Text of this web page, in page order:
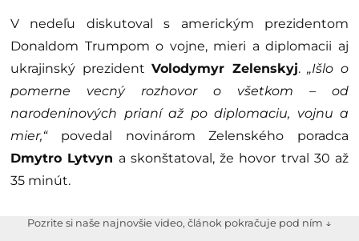
V nedeľu diskutoval s americkým prezidentom
Donaldom Trumpom o vojne, mieri a diplomacii aj
ukrajinský prezidentVolodymyr Zelenskyj.„Išlo o
pomerne vecný rozhovor o všetkom – od
narodeninových prianí až po diplomaciu, vojnu a
mier,“povedal novinárom Zelenského poradca
Dmytro Lytvyn a skonštatoval, že hovor trval 30 až
35 minút.
Pozrite si naše najnovšie video, článok pokračuje pod ním ↓